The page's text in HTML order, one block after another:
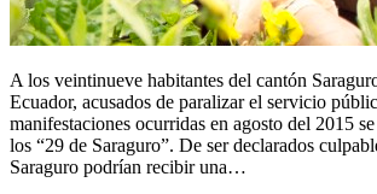
A los veintinueve habitantes del cantón
Ecuador, acusados de paralizar el servicio
manifestaciones ocurridas en agosto del 2015
los “29 de Saraguro”. De ser declarados
Saraguro podrían recibir una…